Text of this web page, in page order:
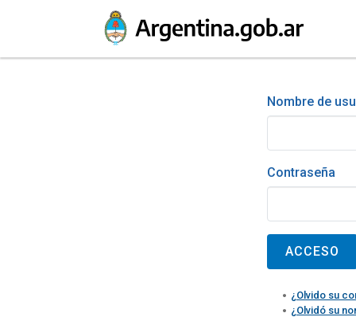
Nombre de
Contraseña
¿Olvido su
¿Olvidó su